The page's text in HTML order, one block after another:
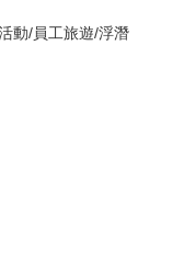
動/員工旅遊/浮潛